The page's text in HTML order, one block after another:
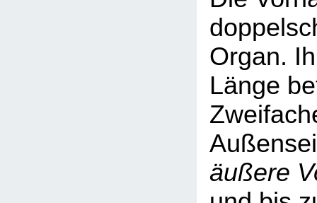
Organ.
Länge
äußere